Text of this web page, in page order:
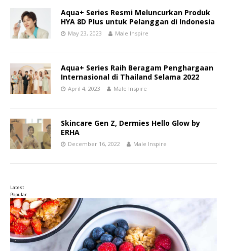
Aqua+ Series Resmi Meluncurkan Produk
HYA 8D Plus untuk Pelanggan di Indonesia
May 23, 2023 Male Inspire
Aqua+ Series Raih Beragam Penghargaan
Internasional di Thailand Selama 2022
April 4, 2023 Male Inspire
Skincare Gen Z, Dermies Hello Glow by
ERHA
December 16, 2022 Male Inspire
Latest
Popular